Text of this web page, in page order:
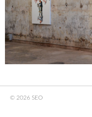
© 2026 SEO